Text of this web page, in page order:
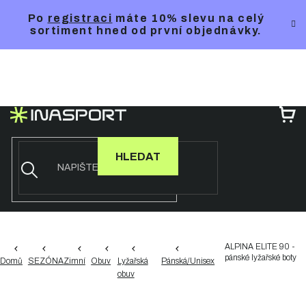
Po registraci máte 10% slevu na celý
sortiment hned od první objednávky.
HLEDAT
Domů SEZÓNAZimní Obuv
Lyžařská
obuv
Pánská/Unisex
ALPINA ELITE 90 -
pánské lyžařské boty